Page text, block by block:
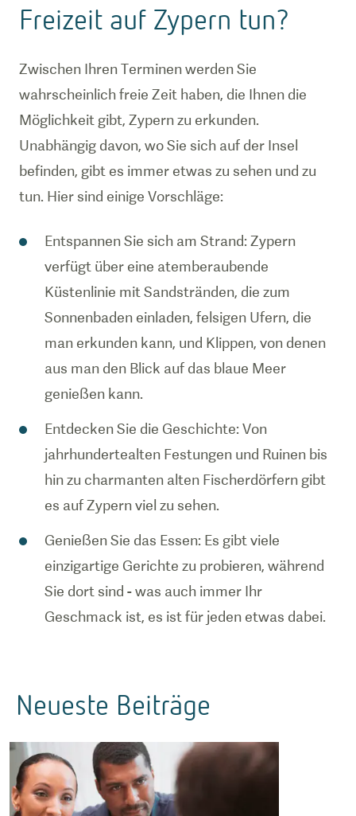
Freizeit auf Zypern tun?
Zwischen Ihren Terminen werden Sie
wahrscheinlich freie Zeit haben, die Ihnen die
Möglichkeit gibt, Zypern zu erkunden.
Unabhängig davon, wo Sie sich auf der Insel
befinden, gibt es immer etwas zu sehen und zu
tun. Hier sind einige Vorschläge:
Entspannen Sie sich am Strand: Zypern
verfügt über eine atemberaubende
Küstenlinie mit Sandstränden, die zum
Sonnenbaden einladen, felsigen Ufern, die
man erkunden kann, und Klippen, von denen
aus man den Blick auf das blaue Meer
genießen kann.
Entdecken Sie die Geschichte: Von
jahrhundertealten Festungen und Ruinen bis
hin zu charmanten alten Fischerdörfern gibt
es auf Zypern viel zu sehen.
Genießen Sie das Essen: Es gibt viele
einzigartige Gerichte zu probieren, während
Sie dort sind - was auch immer Ihr
Geschmack ist, es ist für jeden etwas dabei.
Neueste Beiträge